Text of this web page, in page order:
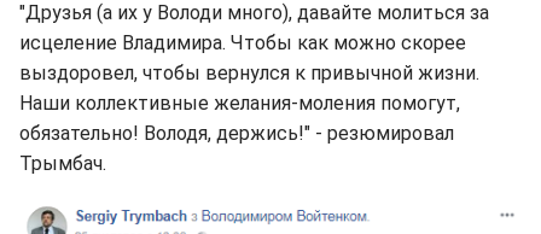
"Друзья (а их у Володи много), давайте молиться за
исцеление Владимира. Чтобы как можно скорее
выздоровел, чтобы вернулся к привычной жизни.
Наши коллективные желания-моления помогут,
обязательно! Володя, держись!" - резюмировал
Трымбач.